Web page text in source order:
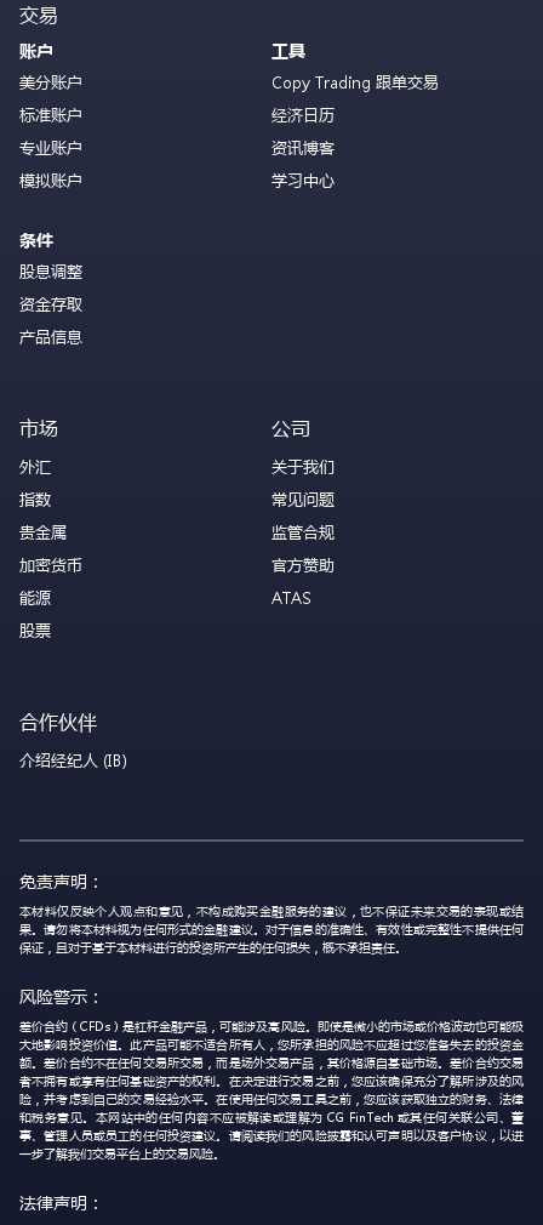
交易
账户
美分账户
标准账户
专业账户
模拟账户
条件
股息调整
资金存取
产品信息
工具
Copy Trading 跟单交易
经济日历
资讯博客
学习中心
市场
外汇
指数
贵金属
加密货币
能源
股票
公司
关于我们
常见问题
监管合规
官方赞助
ATAS
合作伙伴
介绍经纪人 (IB)
免责声明：
本材料仅反映个人观点和意见，不构成购买金融服务的建议，也不保证未来交易的表现或结
果。请勿将本材料视为任何形式的金融建议。对于信息的准确性、有效性或完整性不提供任何
保证，且对于基于本材料进行的投资所产生的任何损失，概不承担责任。
风险警示：
差价合约（CFDs）是杠杆金融产品，可能涉及高风险。即使是微小的市场或价格波动也可能极
大地影响投资价值。此产品可能不适合所有人，您所承担的风险不应超过您准备失去的投资金
额。差价合约不在任何交易所交易，而是场外交易产品，其价格源自基础市场。差价合约交易
者不拥有或享有任何基础资产的权利。在决定进行交易之前，您应该确保充分了解所涉及的风
险，并考虑到自己的交易经验水平。在使用任何交易工具之前，您应该获取独立的财务、法律
和税务意见。本网站中的任何内容不应被解读或理解为 CG FinTech 或其任何关联公司、董
事、管理人员或员工的任何投资建议。请阅读我们的风险披露和认可声明以及客户协议，以进
一步了解我们交易平台上的交易风险。
法律声明：